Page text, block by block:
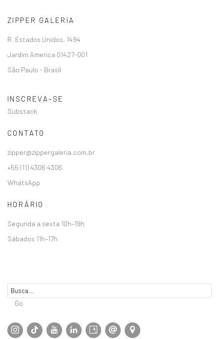
ZIPPER GALERIA
R. Estados Unidos, 1494
Jardim America 01427-001
São Paulo - Brasil
INSCREVA-SE
Substack
CONTATO
zipper@zippergaleria.com.br
+55 (11) 4306 4306
WhatsApp
HORÁRIO
Segunda a sexta 10h–19h
Sábados 11h–17h
Go